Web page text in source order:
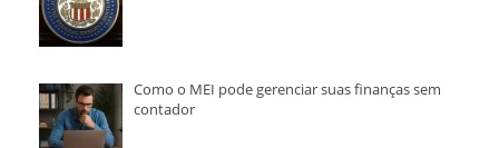
Como o MEI pode gerenciar suas finanças sem
contador